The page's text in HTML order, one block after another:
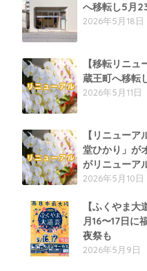
へ移転し5月
2026年5月18日
【移転リニ
蔵王町へ移転
2026年5月11日
【リニュー
堂ひかり」が
がリニューア
2026年5月10日
【ふくやま
月16〜17日に
夜祭も
2026年5月9日